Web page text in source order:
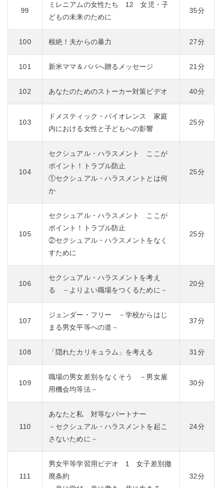
99
ミレニアムの女性たち 12 女児・子
どもの未来のために
35分
100 根絶！夫からの暴力 27分
101 新米ママ＆パパへ贈るメッセージ 21分
102 あなたのためのストーカー対策ビデオ 40分
103
ドメスティック・バイオレンス 家庭
内における女性と子どもへの影響
25分
104
セクシュアル・ハラスメント ここが
ポイント！トラブル防止
①セクシュアル・ハラスメントとは何
か
25分
105
セクシュアル・ハラスメント ここが
ポイント！トラブル防止
②セクシュアル・ハラスメントをなく
すために
25分
106
セクシュアル・ハラスメントを考え
る －よりよい職場をつくるために－
20分
107
ジェンダー・フリー －学校からはじ
まる男女平等への道－
37分
108 「隠れたカリキュラム」を考える 31分
109
職場の男女差別をなくそう －男女雇
用機会均等法－
30分
110
あなたと私 対等なパートナー
－セクシュアル・ハラスメントを起こ
さないために－
24分
111
男女平等学習用ビデオ 1 女子差別撤
廃条約
32分